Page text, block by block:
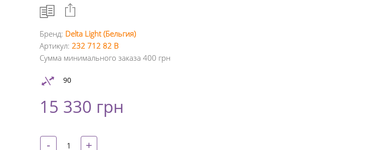
Facebook
Twitter
Бренд: Delta Light (Бельгия)
Артикул: 232 712 82 B
Сумма минимального заказа 400 грн
90
15 330 грн
- +